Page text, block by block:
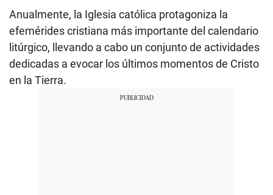
Anualmente, la Iglesia católica protagoniza la
efemérides cristiana más importante del calendario
litúrgico, llevando a cabo un conjunto de actividades
dedicadas a evocar los últimos momentos de Cristo
en la Tierra.